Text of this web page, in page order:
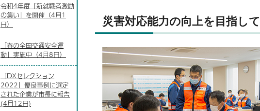
災害対応能力の向上を目指して
令和4年度「新就職者激励
の集い」を開催（4月1
日）
「春の全国交通安全運
動」実施中（4月8日）
「DXセレクション
2022」優良事例に選定
された企業が市長に報告
(4月12日)